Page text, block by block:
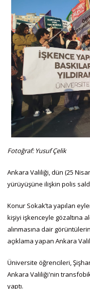
Fotoğraf: Yusuf Çelik
Ankara Valiliği, dün (25
yürüyüşüne ilişkin polis
Konur Sokak’ta yapılan
kişiyi işkenceyle gözaltına
alınmasına dair
açıklama yapan Ankara
Üniversite öğrencileri,
Ankara Valiliği'nin transfobik
yaptı.